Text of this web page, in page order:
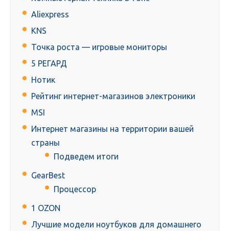
Aliexpress
KNS
Точка роста — игровые мониторы
5 РЕГАРД
Нотик
Рейтинг интернет-магазинов электроники
MSI
Интернет магазины на территории вашей
страны
Подведем итоги
GearBest
Процессор
1 OZON
Лучшие модели ноутбуков для домашнего